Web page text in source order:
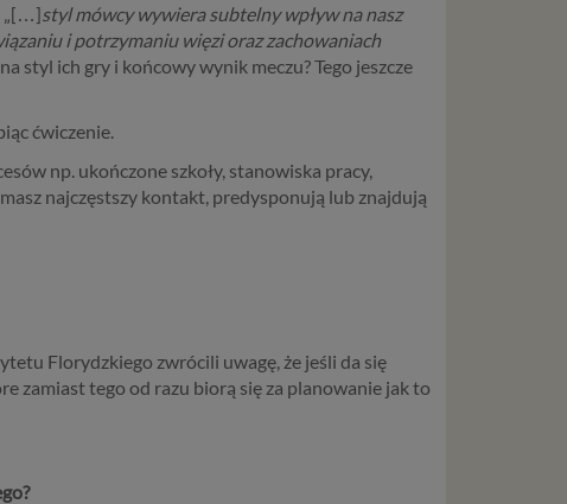
„[…]styl mówcy wywiera subtelny wpływ na nasz
i potrzymaniu więzi oraz zachowaniach
styl ich gry i końcowy wynik meczu? Tego jeszcze
ćwiczenie.
np. ukończone szkoły, stanowiska pracy,
najczęstszy kontakt, predysponują lub znajdują
Florydzkiego zwrócili uwagę, że jeśli da się
zamiast tego od razu biorą się za planowanie jak to